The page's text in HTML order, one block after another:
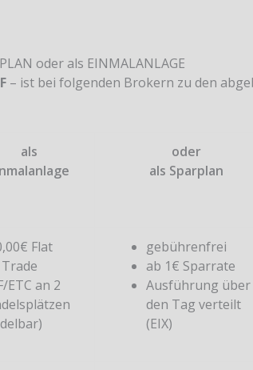
oder als EINMALANLAGE
– ist bei folgenden Brokern zu den
als
oder
als Sparplan
Flat
ETC an 2
gebührenfrei
ab 1€ Sparrate
Ausführung über
den Tag verteilt
(EIX)